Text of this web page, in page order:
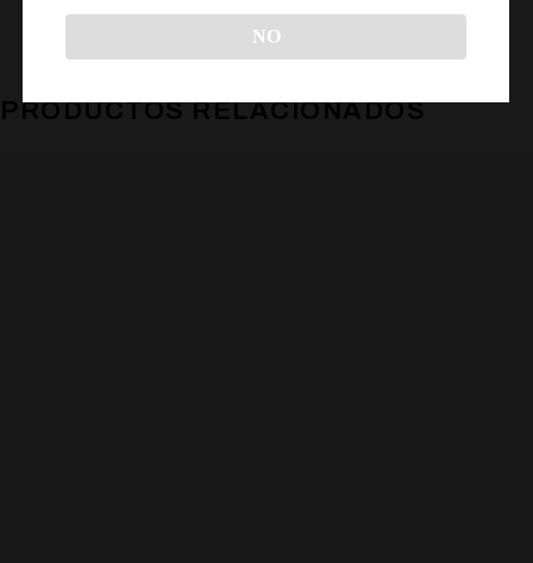
PRODUCTOS RELACIONADOS
NO